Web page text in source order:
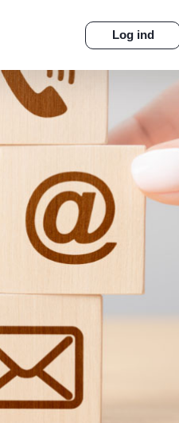
Log ind